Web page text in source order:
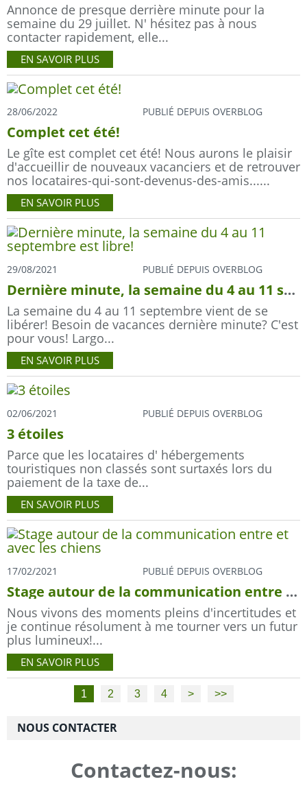
Annonce de presque derrière minute pour la
semaine du 29 juillet. N' hésitez pas à nous
contacter rapidement, elle...
EN SAVOIR PLUS
28/06/2022 PUBLIÉ DEPUIS OVERBLOG
Complet cet été!
Le gîte est complet cet été! Nous aurons le plaisir
d'accueillir de nouveaux vacanciers et de retrouver
nos locataires-qui-sont-devenus-des-amis......
EN SAVOIR PLUS
29/08/2021 PUBLIÉ DEPUIS OVERBLOG
Dernière minute, la semaine du 4 au 11 septembre est libre!
La semaine du 4 au 11 septembre vient de se
libérer! Besoin de vacances dernière minute? C'est
pour vous! Largo...
EN SAVOIR PLUS
02/06/2021 PUBLIÉ DEPUIS OVERBLOG
3 étoiles
Parce que les locataires d' hébergements
touristiques non classés sont surtaxés lors du
paiement de la taxe de...
EN SAVOIR PLUS
17/02/2021 PUBLIÉ DEPUIS OVERBLOG
Stage autour de la communication entre et avec les chiens
Nous vivons des moments pleins d'incertitudes et
je continue résolument à me tourner vers un futur
plus lumineux!...
EN SAVOIR PLUS
1 2 3 4 > >>
NOUS CONTACTER
Contactez-nous: